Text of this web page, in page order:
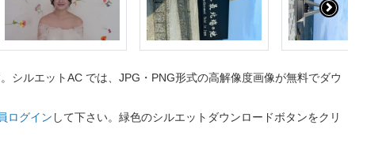
シルエットAC では、JPG・PNG形式の高解像度画像が無料でダウ
ログイン して下さい。緑色のシルエットダウンロードボタンをクリ